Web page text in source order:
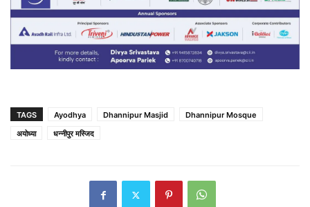
TAGS Ayodhya Dhannipur Masjid
Dhannipur Mosque
अयोध्या
धन्नीपुर मस्जिद